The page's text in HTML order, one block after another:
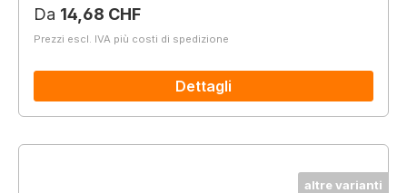
Prezzo normale:
Da 14,68 CHF
Prezzi escl. IVA più costi di spedizione
Dettagli
altre varianti